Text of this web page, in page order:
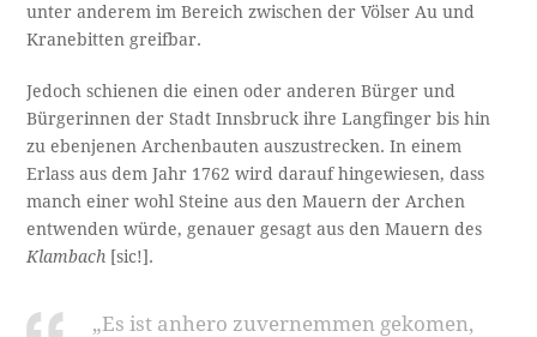
unter anderem im Bereich zwischen der Völser Au und
Kranebitten greifbar.
Jedoch schienen die einen oder anderen Bürger und
Bürgerinnen der Stadt Innsbruck ihre Langfinger bis hin
zu ebenjenen Archenbauten auszustrecken. In einem
Erlass aus dem Jahr 1762 wird darauf hingewiesen, dass
manch einer wohl Steine aus den Mauern der Archen
entwenden würde, genauer gesagt aus den Mauern des
Klambach [sic!].
„Es ist anhero zuvernemmen gekomen,